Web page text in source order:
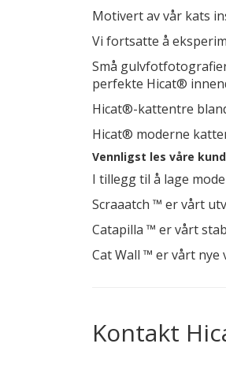
Motivert av vår kats
Vi fortsatte å
Små
perfekte Hicat®
Hicat®-kattentre
Hicat® moderne
Vennligst les våre
I tillegg til å lage
Scraaatch ™ er vårt
Catapilla ™ er vårt
Cat Wall ™ er vårt
Kontakt